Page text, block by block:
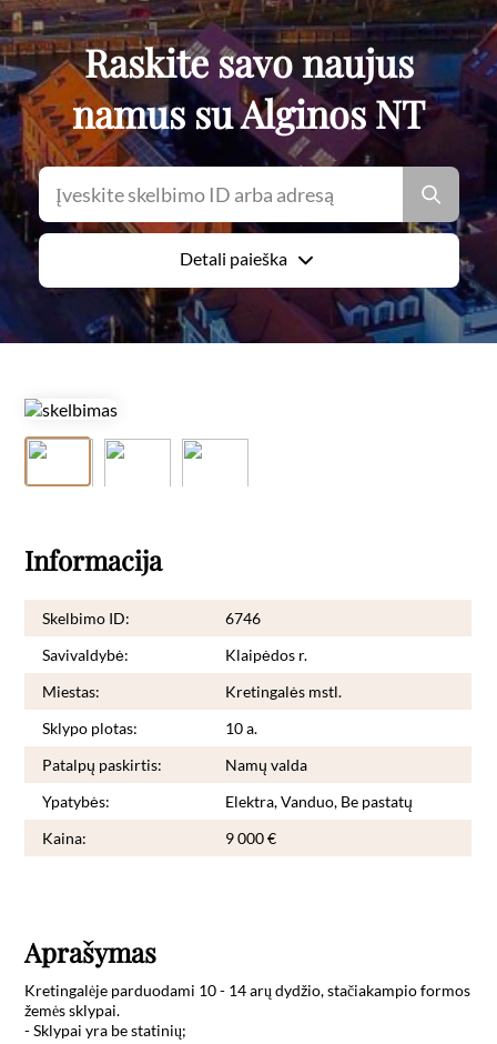
Raskite savo naujus
namus su Alginos NT
Detali paieška
Informacija
Skelbimo ID:
6746
Savivaldybė:
Klaipėdos r.
Miestas:
Kretingalės mstl.
Sklypo plotas:
10 a.
Patalpų paskirtis:
Namų valda
Ypatybės:
Elektra, Vanduo, Be pastatų
Kaina:
9 000 €
Aprašymas
Kretingalėje parduodami 10 - 14 arų dydžio, stačiakampio formos
žemės sklypai.
- Sklypai yra be statinių;